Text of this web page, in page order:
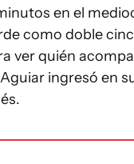
en el
como doble
ver quién
ingresó en